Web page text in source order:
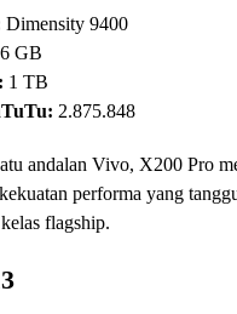
Dimensity 9400
GB
1 TB
2.875.848
andalan Vivo, X200 Pro
performa yang
flagship.